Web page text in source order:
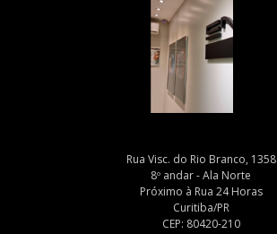
Rua Visc. do Rio Branco, 1358
8º andar - Ala Norte
Próximo à Rua 24 Horas
Curitiba/PR
CEP: 80420-210